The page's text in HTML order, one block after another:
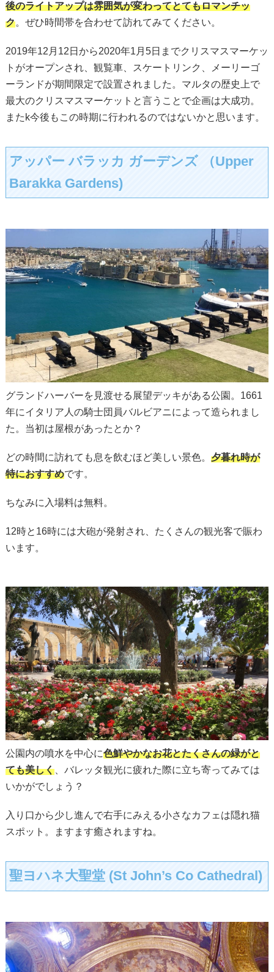
後のライトアップは雰囲気が変わってとてもロマンチッ
ク。ぜひ時間帯を合わせて訪れてみてください。
2019年12月12日から2020年1月5日までクリスマスマーケッ
トがオープンされ、観覧車、スケートリンク、メーリーゴ
ーランドが期間限定で設置されました。マルタの歴史上で
最大のクリスマスマーケットと言うことで企画は大成功。
またk今後もこの時期に行われるのではないかと思います。
アッパー バラッカ ガーデンズ （Upper
Barakka Gardens)
グランドハーバーを見渡せる展望デッキがある公園。1661
年にイタリア人の騎士団員バルビアニによって造られまし
た。当初は屋根があったとか？
どの時間に訪れても息を飲むほど美しい景色。 夕暮れ時が
特におすすめです。
ちなみに入場料は無料。
12時と16時には大砲が発射され、たくさんの観光客で賑わ
います。
公園内の噴水を中心に色鮮やかなお花とたくさんの緑がと
ても美しく、バレッタ観光に疲れた際に立ち寄ってみては
いかがでしょう？
入り口から少し進んで右手にみえる小さなカフェは隠れ猫
スポット。ますます癒されますね。
聖ヨハネ大聖堂 (St John’s Co Cathedral)